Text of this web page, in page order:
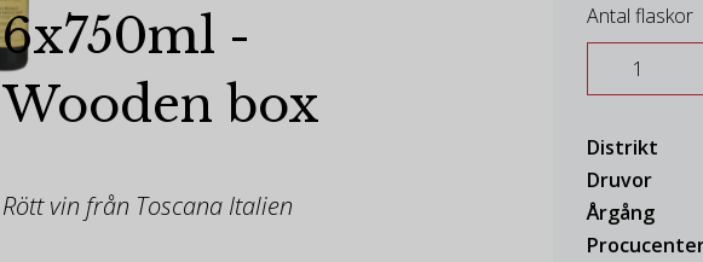
6x750ml -
Wooden box
Rött vin från Toscana Italien
Antal flaskor
Distrikt
Druvor
Årgång